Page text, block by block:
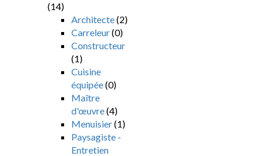
(14)
Architecte(2)
Carreleur(0)
Constructeur
(1)
Cuisine
équipée(0)
Maître
d'œuvre(4)
Menuisier(1)
Paysagiste -
Entretien